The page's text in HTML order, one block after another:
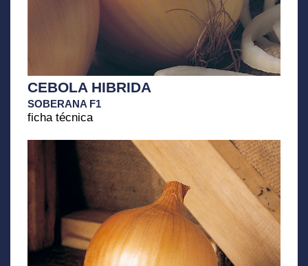
CEBOLA HIBRIDA
SOBERANA F1
ficha técnica